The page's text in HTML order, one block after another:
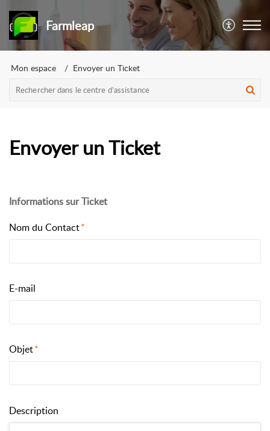
Farmleap
Mon espace Envoyer un Ticket
Envoyer un Ticket
Informations sur Ticket
Nom du Contact
E-mail
Objet
Description